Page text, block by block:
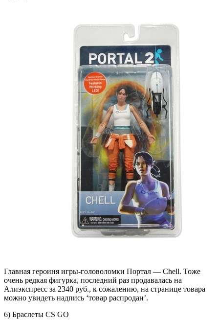
Главная героиня игры-головоломки Портал — Chell. Тоже
очень редкая фигурка, последний раз продавалась на
Алиэкспресс за 2340 руб., к сожалению, на странице товара
можно увидеть надпись ‘товар распродан’.
6) Браслеты CS GO